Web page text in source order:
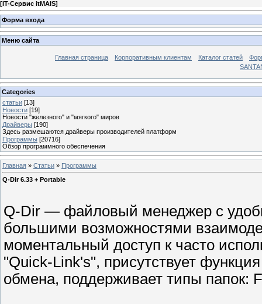
[IT-Сервис itMAIS]
Форма входа
Меню сайта
Главная страница Корпоративным клиентам Каталог статей
Categories
статьи [13]
Новости [19]
Новости "железного" и "мягкого" миров
Драйверы [190]
Здесь размешаются драйверы производителей платформ
Программы [20716]
Обзор программного обеспечения
Главная » Статьи » Программы
Q-Dir 6.33 + Portable
Q-Dir — файловый менеджер с
большими возможностями
моментальный доступ к часто
"Quick-Link's", присутствует
обмена, поддерживает типы папок: